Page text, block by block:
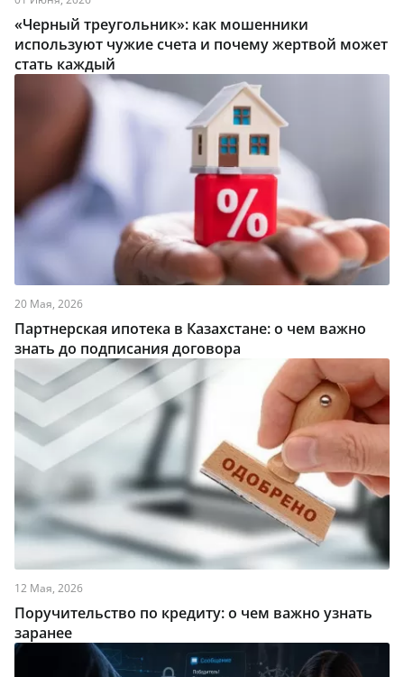
«Черный треугольник»: как мошенники
используют чужие счета и почему жертвой может
стать каждый
20 Мая, 2026
Партнерская ипотека в Казахстане: о чем важно
знать до подписания договора
12 Мая, 2026
Поручительство по кредиту: о чем важно узнать
заранее